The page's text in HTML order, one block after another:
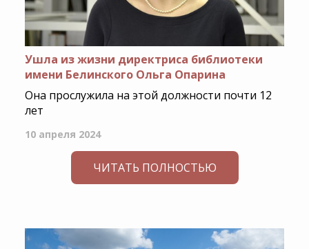
Ушла из жизни директриса библиотеки
имени Белинского Ольга Опарина
Она прослужила на этой должности почти 12
лет
10 апреля 2024
ЧИТАТЬ ПОЛНОСТЬЮ